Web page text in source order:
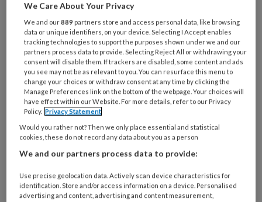
restauraties naar non-retentieve
restauraties, gecementeerd met
gevorderde adhesieve tandheelkunde,
zorgt voor veel veranderingen. Met
name op het gebied van de
restauratieve tandheelkunde.
Verschillende onderzoeken en
klinische ervaring tonen aan dat we
veel complicaties kunnen voorkomen.
Dit is deel drie van een trilogie over
non-retentieve adhesief
We Care About Your Privacy
We and our889 partners store and access personal data, like browsing
data or unique identifiers, on your device. Selecting I Accept enables
tracking technologies to support the purposes shown under we and our
partners process data to provide. Selecting Reject All or withdrawing your
consent will disable them. If trackers are disabled, some content and ads
you see may not be as relevant to you. You can resurface this menu to
change your choices or withdraw consent at any time by clicking the
Manage Preferences link on the bottom of the webpage. Your choices will
have effect within our Website. For more details, refer to our Privacy
Policy. Privacy Statement
Would you rather not? Then we only place essential and statistical
cookies, these do not record any data about you as a person
We and our partners process data to provide:
Use precise geolocation data. Actively scan device characteristics for
identification. Store and/or access information on a device. Personalised
advertising and content, advertising and content measurement,